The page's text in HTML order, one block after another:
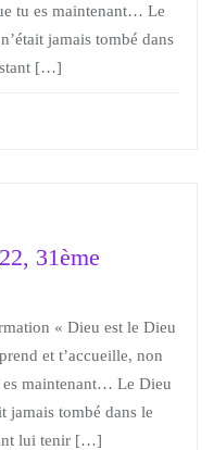
tu es maintenant… Le
jamais tombé dans
[…]
31ème
« Dieu est le Dieu
et t’accueille, non
es maintenant… Le Dieu
jamais tombé dans le
lui tenir […]